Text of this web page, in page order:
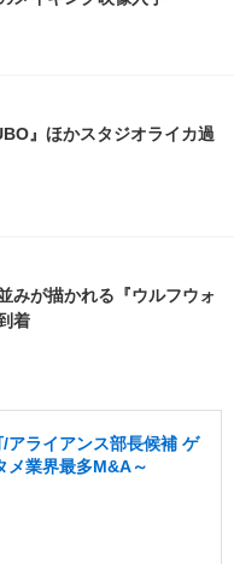
』ほかスタジオライカ過
みが描かれる『ウルフウォ
着
アライアンス部長候補 ゲ
メ業界最多M&A～